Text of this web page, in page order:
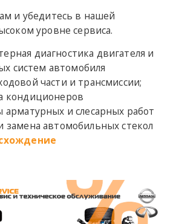
и убедитесь в нашей
уровне сервиса.
диагностика двигателя и
систем автомобиля
части и трансмиссии;
кондиционеров
арматурных и слесарных работ
замена автомобильных стекол